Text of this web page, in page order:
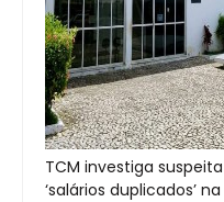
TCM investiga
‘salários duplicados’